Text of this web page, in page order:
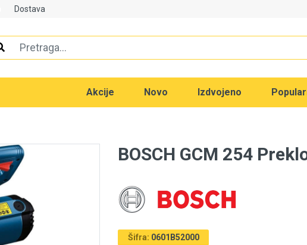
Dostava
Akcije Novo Izdvojeno
BOSCH GCM 254
Šifra: 0601B52000